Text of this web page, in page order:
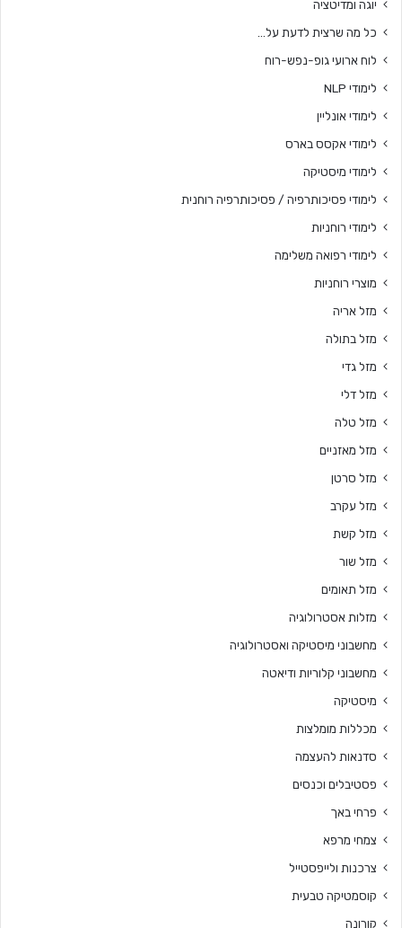
יוגה ומדיטציה
כל מה שרצית לדעת על…
לוח ארועי גופ-נפש-רוח
לימודי NLP
לימודי אונליין
לימודי אקסס בארס
לימודי מיסטיקה
לימודי פסיכותרפיה / פסיכותרפיה רוחנית
לימודי רוחניות
לימודי רפואה משלימה
מוצרי רוחניות
מזל אריה
מזל בתולה
מזל גדי
מזל דלי
מזל טלה
מזל מאזניים
מזל סרטן
מזל עקרב
מזל קשת
מזל שור
מזל תאומים
מזלות אסטרולוגיה
מחשבוני מיסטיקה ואסטרולוגיה
מחשבוני קלוריות ודיאטה
מיסטיקה
מכללות מומלצות
סדנאות להעצמה
פסטיבלים וכנסים
פרחי באך
צמחי מרפא
צרכנות ולייפסטייל
קוסמטיקה טבעית
קורונה